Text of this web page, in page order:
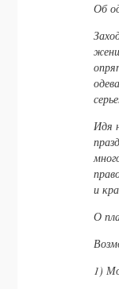
Об
Идя
и
О
1)